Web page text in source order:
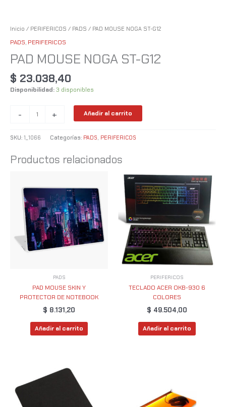
Inicio / PERIFERICOS / PADS / PAD MOUSE NOGA ST-G12
PADS, PERIFERICOS
PAD MOUSE NOGA ST-G12
$ 23.038,40
Disponibilidad:3 disponibles
- + Añadir al carrito
SKU: 1_1066 Categorías: PADS PERIFERICOS
Productos relacionados
PADS
PAD MOUSE SKIN Y
PROTECTOR DE NOTEBOOK
$ 8.131,20
Añadir al carrito
PERIFERICOS
TECLADO ACER OKB-930 6
COLORES
$ 49.504,00
Añadir al carrito